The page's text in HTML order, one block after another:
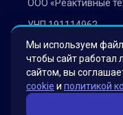
ООО «Реактивные
УНП 191114962
г. Минск, ул. Мележа
Политика
Согласие на
Мы используем
чтобы сайт работал
сайтом, вы
cookie и политикой